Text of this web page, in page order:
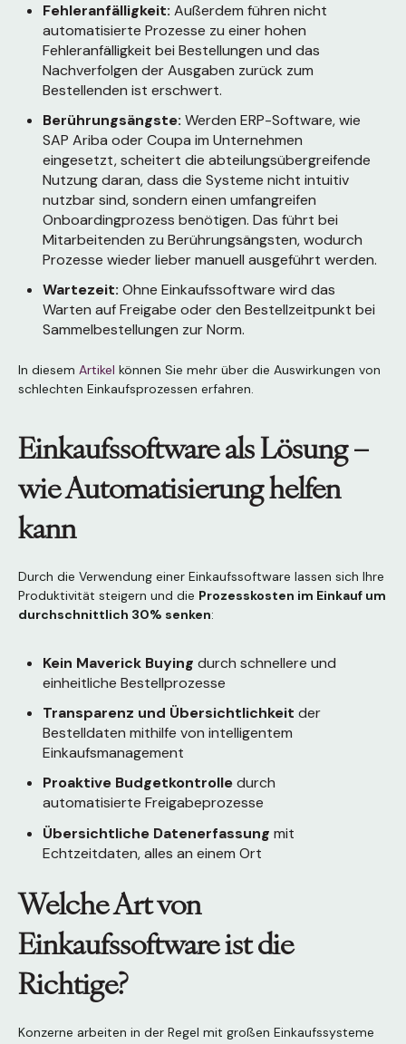
Fehleranfälligkeit: Außerdem führen nicht
automatisierte Prozesse zu einer hohen
Fehleranfälligkeit bei Bestellungen und das
Nachverfolgen der Ausgaben zurück zum
Bestellenden ist erschwert.
Berührungsängste: Werden ERP-Software, wie
SAP Ariba oder Coupa im Unternehmen
eingesetzt, scheitert die abteilungsübergreifende
Nutzung daran, dass die Systeme nicht intuitiv
nutzbar sind, sondern einen umfangreifen
Onboardingprozess benötigen. Das führt bei
Mitarbeitenden zu Berührungsängsten, wodurch
Prozesse wieder lieber manuell ausgeführt werden.
Wartezeit: Ohne Einkaufssoftware wird das
Warten auf Freigabe oder den Bestellzeitpunkt bei
Sammelbestellungen zur Norm.
In diesem Artikel können Sie mehr über die Auswirkungen von
schlechten Einkaufsprozessen erfahren.
Einkaufssoftware als Lösung –
wie Automatisierung helfen
kann
Durch die Verwendung einer Einkaufssoftware lassen sich Ihre
Produktivität steigern und die Prozesskosten im Einkauf um
durchschnittlich 30% senken:
Kein Maverick Buying durch schnellere und
einheitliche Bestellprozesse
Transparenz und Übersichtlichkeit der
Bestelldaten mithilfe von intelligentem
Einkaufsmanagement
Proaktive Budgetkontrolledurch
automatisierte Freigabeprozesse
Übersichtliche Datenerfassung mit
Echtzeitdaten, alles an einem Ort
Welche Art von
Einkaufssoftware ist die
Richtige?
Konzerne arbeiten in der Regel mit großen Einkaufssysteme